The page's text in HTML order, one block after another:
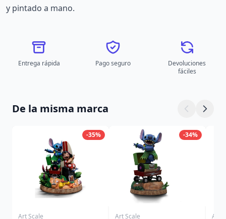
y pintado a mano.
Entrega rápida Pago seguro
Devoluciones
fáciles
De la misma marca
-35%
Art Scale
-34%
Art Scale Art